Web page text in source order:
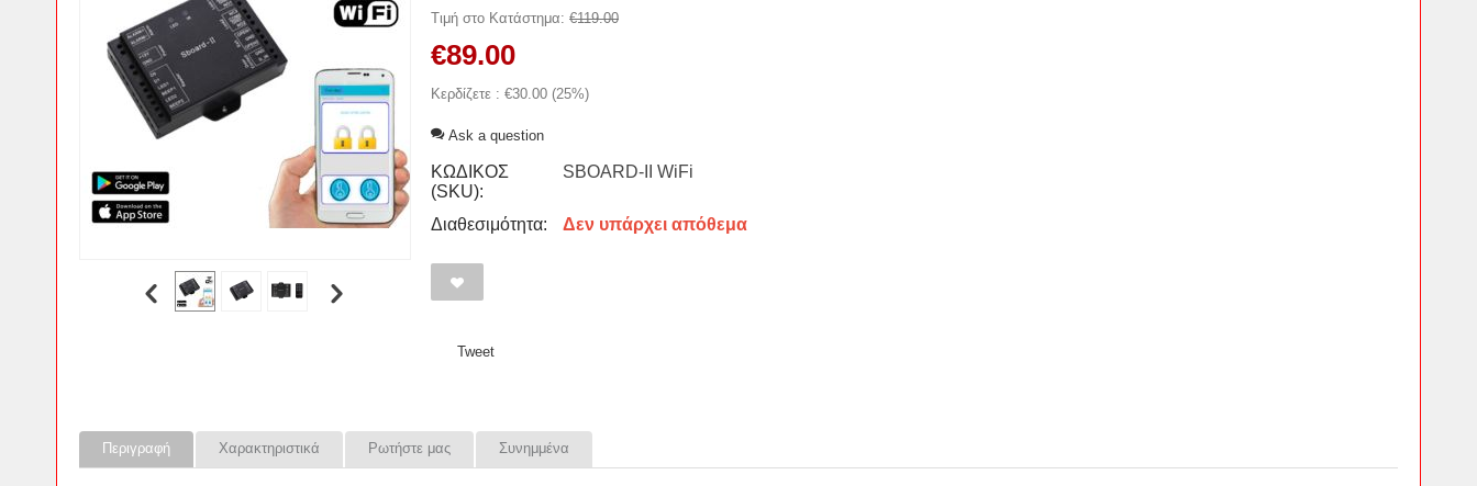
Τιμή στο Κατάστημα: €119.00
€89.00
Κερδίζετε : €30.00 (25%)
Ask a question
ΚΩΔΙΚΟΣ
(SKU):
SBOARD-II WiFi
Διαθεσιμότητα: Δεν υπάρχει απόθεμα
Tweet
Περιγραφή Χαρακτηριστικά Ρωτήστε μας Συνημμένα